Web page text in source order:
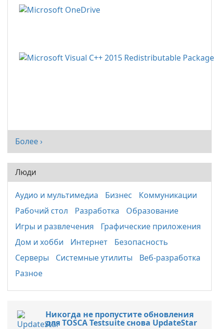
Более ›
Люди
Аудио и мультимедиа Бизнес
Коммуникации
Рабочий стол
Разработка
Образование
Игры и развлечения
Графические приложения
Дом и хобби
Интернет
Безопасность
Серверы
Системные утилиты
Веб-разработка
Разное
Никогда не пропустите обновления
для TOSCA Testsuite снова UpdateStar